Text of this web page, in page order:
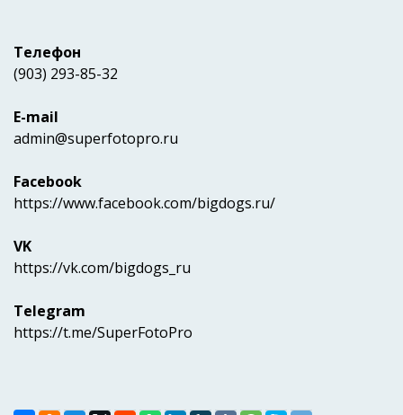
Телефон
(903) 293-85-32
E-mail
admin@superfotopro.ru
Facebook
https://www.facebook.com/bigdogs.ru/
VK
https://vk.com/bigdogs_ru
Telegram
https://t.me/SuperFotoPro